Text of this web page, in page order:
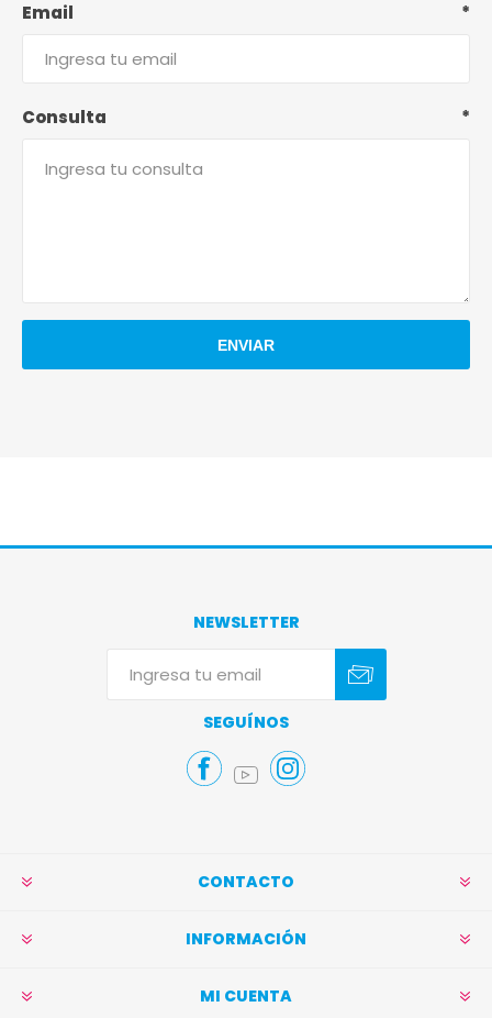
Email *
Consulta *
NEWSLETTER
SEGUÍNOS
CONTACTO
INFORMACIÓN
MI CUENTA